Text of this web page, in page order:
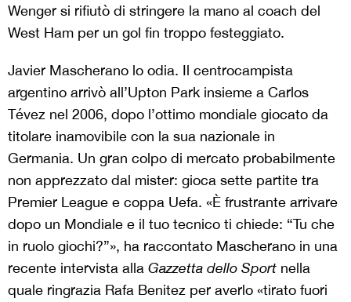
Wenger si rifiutò di stringere la mano al coach del
West Ham per un gol fin troppo festeggiato.
Javier Mascherano lo odia. Il centrocampista
argentino arrivò all’Upton Park insieme a Carlos
Tévez nel 2006, dopo l’ottimo mondiale giocato da
titolare inamovibile con la sua nazionale in
Germania. Un gran colpo di mercato probabilmente
non apprezzato dal mister: gioca sette partite tra
Premier League e coppa Uefa. «È frustrante arrivare
dopo un Mondiale e il tuo tecnico ti chiede: “Tu che
in ruolo giochi?”», ha raccontato Mascherano in una
recente intervista alla Gazzetta dello Sport nella
quale ringrazia Rafa Benitez per averlo «tirato fuori